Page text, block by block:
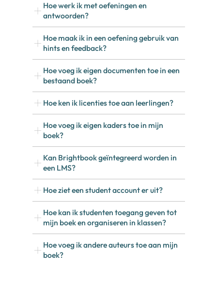
Hoe werk ik met oefeningen en
antwoorden?
Hoe maak ik in een oefening gebruik van
hints en feedback?
Hoe voeg ik eigen documenten toe in een
bestaand boek?
Hoe ken ik licenties toe aan leerlingen?
Hoe voeg ik eigen kaders toe in mijn
boek?
Kan Brightbook geïntegreerd worden in
een LMS?
Hoe ziet een student account er uit?
Hoe kan ik studenten toegang geven tot
mijn boek en organiseren in klassen?
Hoe voeg ik andere auteurs toe aan mijn
boek?